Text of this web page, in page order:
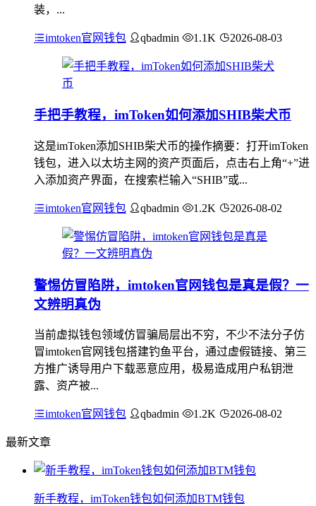
装，...
imtoken官网钱包 qbadmin 1.1K 2026-08-03
手把手教程，imToken如何添加SHIB柴犬币
这是imToken添加SHIB柴犬币的操作摘要：打开imToken
钱包，进入以太坊主网的资产页面后，点击右上角“+”进
入添加资产界面，在搜索栏输入“SHIB”或...
imtoken官网钱包 qbadmin 1.2K 2026-08-02
警惕仿冒陷阱，imtoken官网钱包是真是假？一
文辨明真伪
当前虚拟钱包领域仿冒骗局层出不穷，不少不法分子仿
冒imtoken官网钱包搭建钓鱼平台，通过虚假链接、第三
方推广诱导用户下载恶意应用，极易造成用户私钥泄
露、资产被...
imtoken官网钱包 qbadmin 1.2K 2026-08-02
最新文章
新手教程，imToken钱包如何添加BTM钱包